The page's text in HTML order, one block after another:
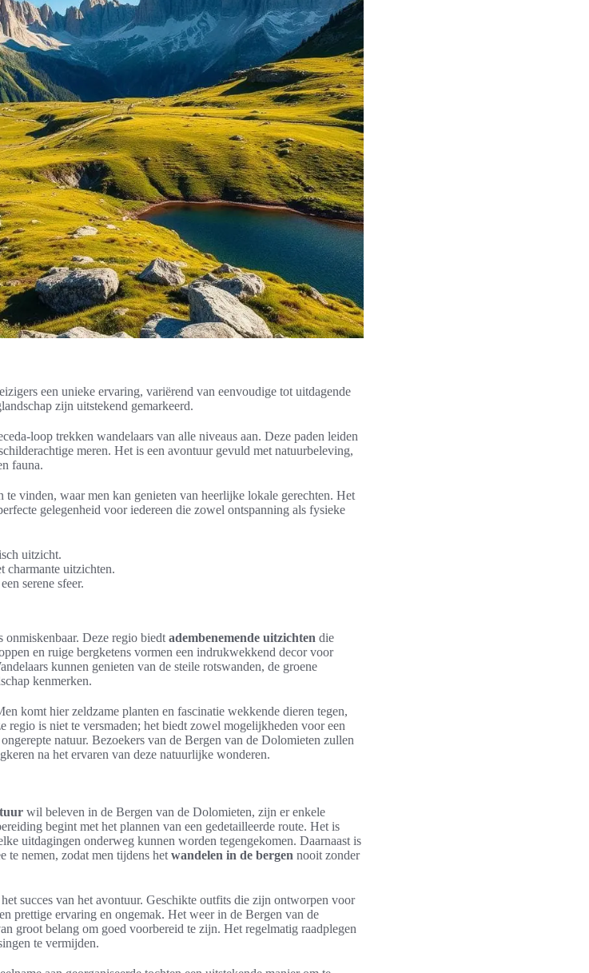
een unieke ervaring, variërend van eenvoudige tot uitdagende
zijn uitstekend gemarkeerd.
loop trekken wandelaars van alle niveaus aan. Deze paden leiden
meren. Het is een avontuur gevuld met natuurbeleving,
fauna.
vinden, waar men kan genieten van heerlijke lokale gerechten. Het
gelegenheid voor iedereen die zowel ontspanning als fysieke
uitzicht.
charmante uitzichten.
serene sfeer.
Deze regio biedt adembenemende uitzichten die
en ruige bergketens vormen een indrukwekkend decor voor
kunnen genieten van de steile rotswanden, de groene
kenmerken.
komt hier zeldzame planten en fascinatie wekkende dieren tegen,
regio is niet te versmaden; het biedt zowel mogelijkheden voor een
natuur. Bezoekers van de Bergen van de Dolomieten zullen
na het ervaren van deze natuurlijke wonderen.
wil beleven in de Bergen van de Dolomieten, zijn er enkele
begint met het plannen van een gedetailleerde route. Het is
uitdagingen onderweg kunnen worden tegengekomen. Daarnaast is
te nemen, zodat men tijdens het wandelen in de bergen nooit zonder
succes van het avontuur. Geschikte outfits die zijn ontworpen voor
prettige ervaring en ongemak. Het weer in de Bergen van de
groot belang om goed voorbereid te zijn. Het regelmatig raadplegen
te vermijden.